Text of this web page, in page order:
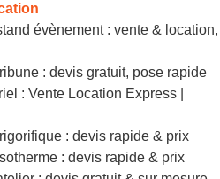
évènement : vente & location,
: devis gratuit, pose rapide
: Vente Location Express |
: devis rapide & prix
: devis rapide & prix